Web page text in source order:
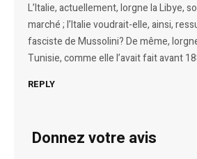
L’Italie, actuellement, lorgne la Libye,
marché ; l’Italie voudrait-elle, ainsi,
fasciste de Mussolini? De même,
Tunisie, comme elle l’avait fait avant
REPLY
Donnez votre avis